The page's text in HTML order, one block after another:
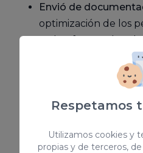
Respetamos
Utilizamos cookies y
propias y de terceros,
Envió de
optimización de los
y plataformas de
estén creadas o
Comienzo del
Informe de